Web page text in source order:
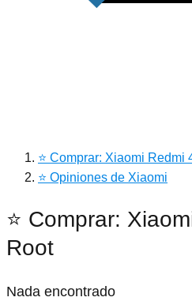
⭐ Comprar: Xiaomi Redmi
⭐ Opiniones de Xiaomi
⭐ Comprar:
Root
Nada encontrado